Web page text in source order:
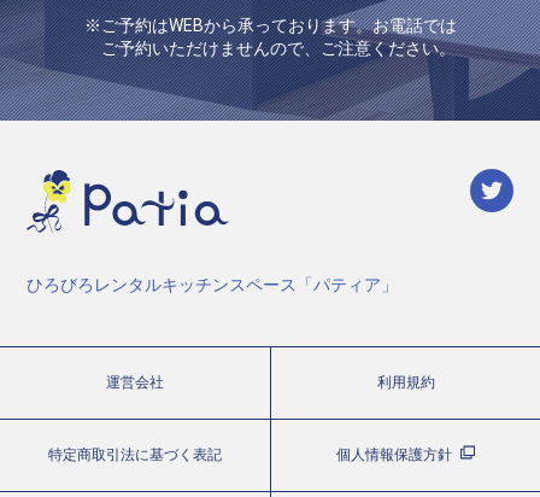
※ご予約はWEBから承っております。お電話では
ご予約いただけませんので、ご注意ください。
ひろびろレンタルキッチンスペース「パティア」
運営会社 利用規約
特定商取引法に基づく表記 個人情報保護方針